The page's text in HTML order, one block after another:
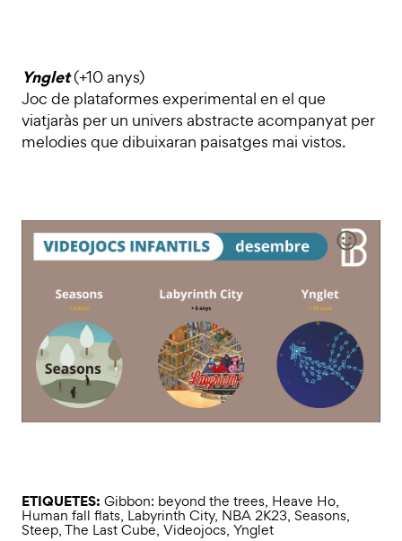
Ynglet(+10 anys)
Joc de plataformes experimental en el que
viatjaràs per un univers abstracte acompanyat per
melodies que dibuixaran paisatges mai vistos.
ETIQUETES: Gibbon: beyond the trees, Heave Ho,
Human fall flats, Labyrinth City, NBA 2K23, Seasons,
Steep,The Last Cube, Videojocs, Ynglet